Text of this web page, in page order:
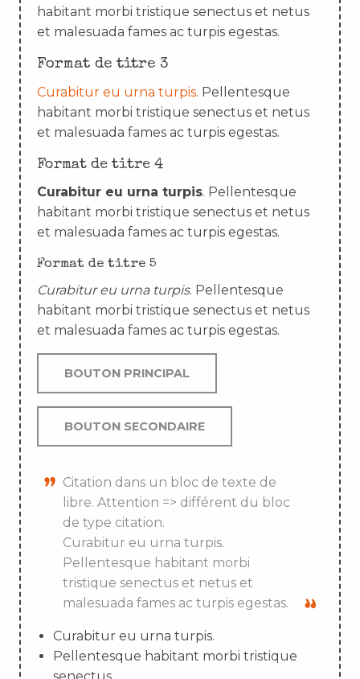
habitant morbi tristique senectus et netus
et malesuada fames ac turpis egestas.
Format de titre 3
Curabitur eu urna turpis. Pellentesque
habitant morbi tristique senectus et netus
et malesuada fames ac turpis egestas.
Format de titre 4
Curabitur eu urna turpis. Pellentesque
habitant morbi tristique senectus et netus
et malesuada fames ac turpis egestas.
Format de titre 5
Curabitur eu urna turpis. Pellentesque
habitant morbi tristique senectus et netus
et malesuada fames ac turpis egestas.
BOUTON PRINCIPAL
BOUTON SECONDAIRE
Citation dans un bloc de texte de
libre. Attention => différent du bloc
de type citation.
Curabitur eu urna turpis.
Pellentesque habitant morbi
tristique senectus et netus et
malesuada fames ac turpis egestas.
Curabitur eu urna turpis.
Pellentesque habitant morbi tristique